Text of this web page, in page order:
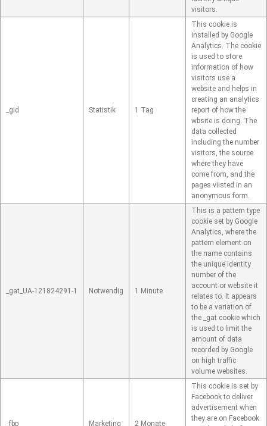
visitors.
_gid Statistik 1 Tag
This cookie is
installed by Google
Analytics. The cookie
is used to store
information of how
visitors use a
website and helps in
creating an analytics
report of how the
wbsite is doing. The
data collected
including the number
visitors, the source
where they have
come from, and the
pages viisted in an
anonymous form.
_gat_UA-121824291-1 Notwendig 1 Minute
This is a pattern type
cookie set by Google
Analytics, where the
pattern element on
the name contains
the unique identity
number of the
account or website it
relates to. It appears
to be a variation of
the _gat cookie which
is used to limit the
amount of data
recorded by Google
on high traffic
volume websites.
_fbp Marketing 2 Monate
This cookie is set by
Facebook to deliver
advertisement when
they are on Facebook